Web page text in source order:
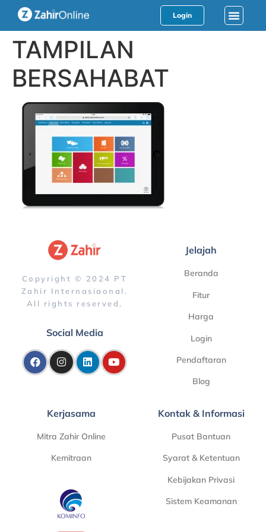
Login
TAMPILAN
BERSAHABAT
Copyright © 2024 PT
Zahir Internasiaonal.
All rights reserved.
Social Media
Jelajah
Beranda
Fitur
Harga
Login
Pendaftaran
Blog
Kerjasama
Mitra Zahir Online
Kemitraan
Kontak & Informasi
Pusat Bantuan
Syarat & Ketentuan
Kebijakan Privasi
Sistem Keamanan